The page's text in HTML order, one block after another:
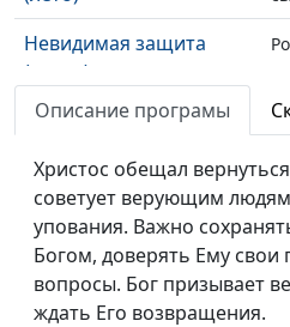
Невидимая защита
(весна)
Борьба с искушением
Борьба с искушением
(осень)
Борьба с искушением
(лето)
Описание програмы
Христос обещал
советует верующим
упования. Важно
Богом, доверять Ему свои
вопросы. Бог призывает
ждать Его возвращения.